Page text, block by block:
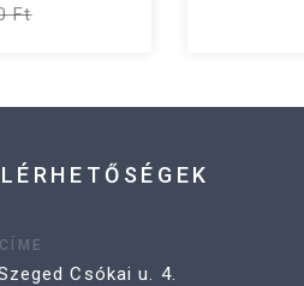
Ft
Csókai u. 4.